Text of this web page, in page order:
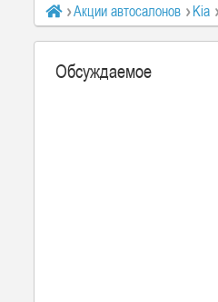
Акции автосалонов Kia
Обсуждаемое